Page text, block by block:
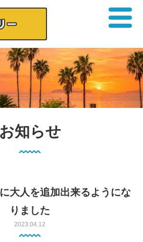
お知らせ
大人を追加出来るようにな
りました
2023.04.12